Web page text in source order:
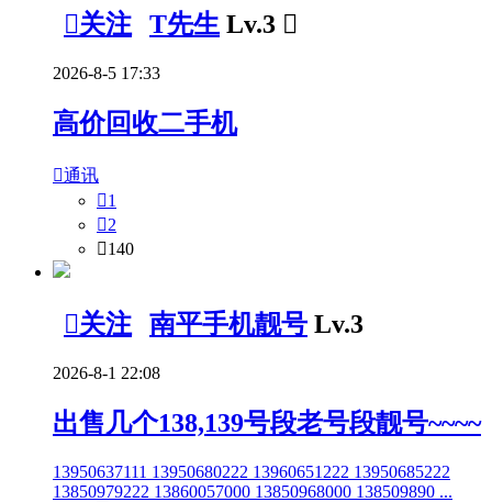
关注 T先生 Lv.3 
2026-8-5 17:33
高价回收二手机
通讯
1
2
140
关注 南平手机靓号 Lv.3
2026-8-1 22:08
出售几个138,139号段老号段靓号~~~~
13950637111 13950680222 13960651222 13950685222
13850979222 13860057000 13850968000 138509890 ...